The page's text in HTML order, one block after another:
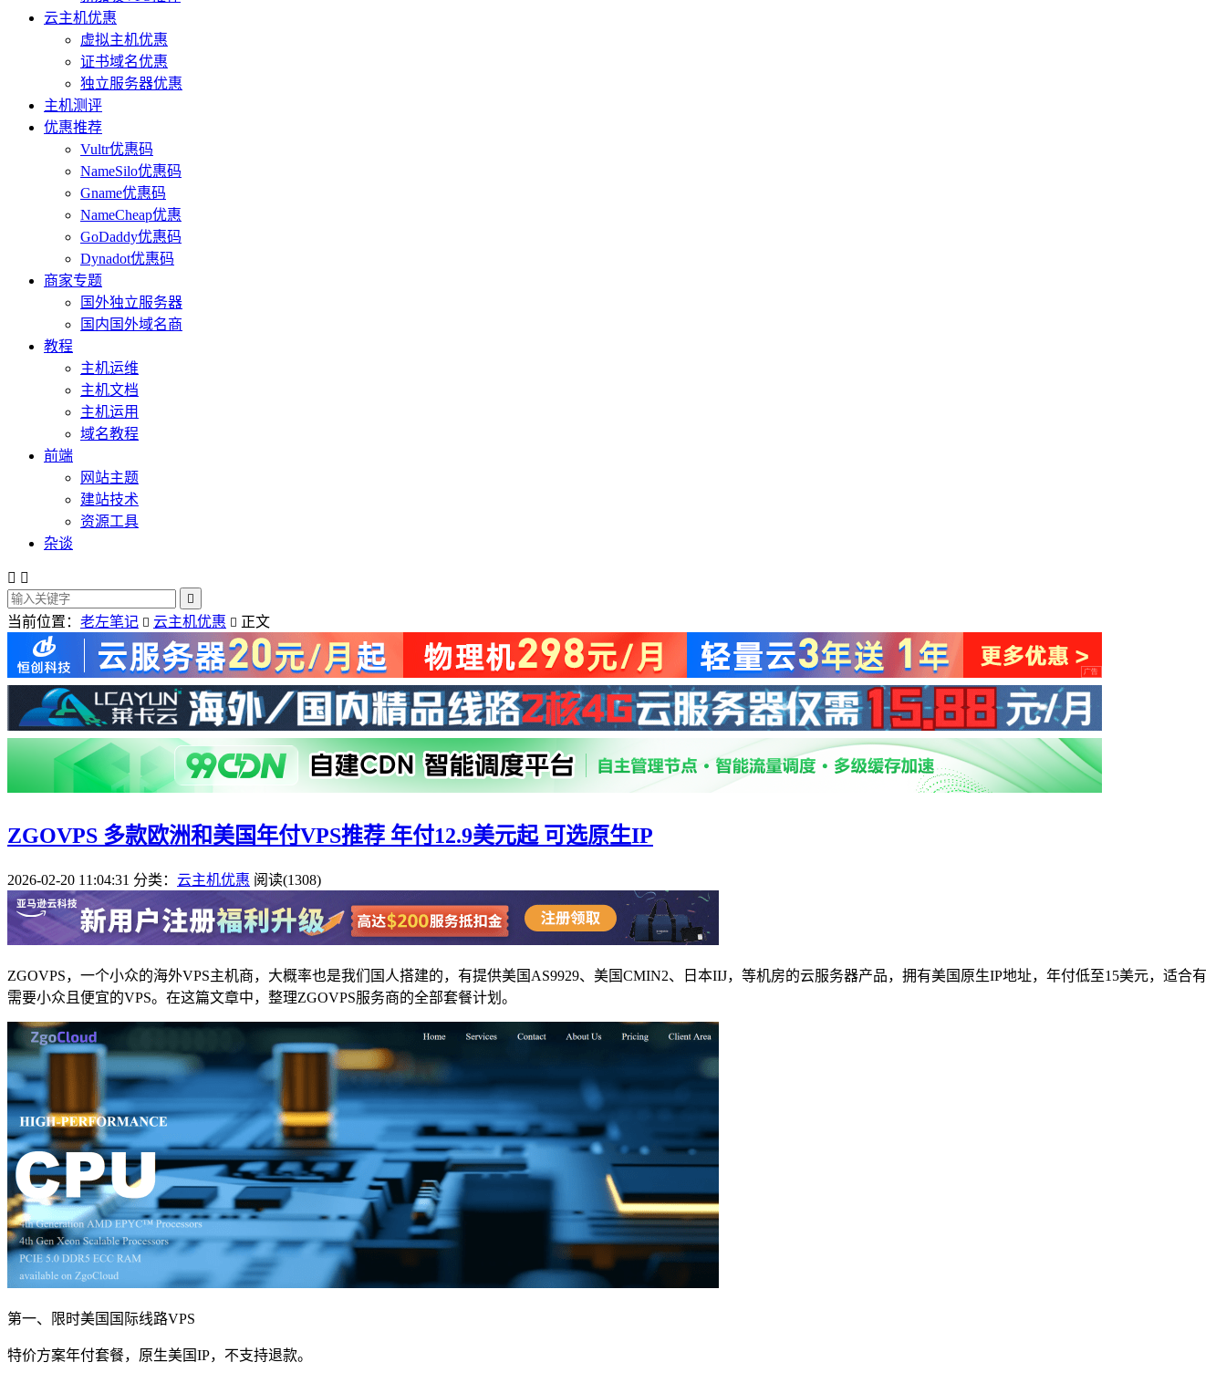
云主机优惠
虚拟主机优惠
证书域名优惠
独立服务器优惠
主机测评
优惠推荐
Vultr优惠码
NameSilo优惠码
Gname优惠码
NameCheap优惠
GoDaddy优惠码
Dynadot优惠码
商家专题
国外独立服务器
国内国外域名商
教程
主机运维
主机文档
主机运用
域名教程
前端
网站主题
建站技术
资源工具
杂谈
 

当前位置： 老左笔记  云主机优惠  正文
ZGOVPS 多款欧洲和美国年付VPS推荐 年付12.9美元起 可选原生IP
2026-02-20 11:04:31 分类： 云主机优惠 阅读(1308)
ZGOVPS，一个小众的海外VPS主机商，大概率也是我们国人搭建的，有提供美国AS9929、美国CMIN2、日本IIJ，等机房的云服务器产品，拥有美国原生IP地址，年付低至15美元，适合有
需要小众且便宜的VPS。在这篇文章中，整理ZGOVPS服务商的全部套餐计划。
第一、限时美国国际线路VPS
特价方案年付套餐，原生美国IP，不支持退款。